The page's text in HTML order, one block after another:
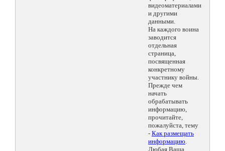
видеоматериалами
и другими
данными.
На каждого воина
заводится
отдельная
страница,
посвященная
конкретному
участнику войны.
Прежде чем
начать
обрабатывать
информацию,
прочитайте,
пожалуйста, тему
- Как размещать
информацию.
Любая Ваша